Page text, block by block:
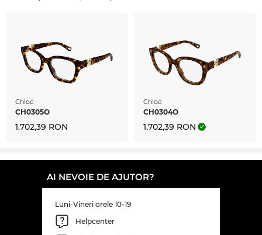
Chloé
CH0305O
1.702,39 RON
Chloé
CH0304O
1.702,39 RON
AI NEVOIE DE AJUTOR?
Luni-Vineri orele 10-19
Helpcenter